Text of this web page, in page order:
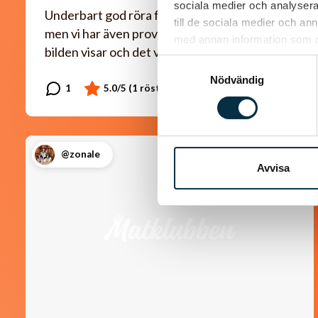
sociala medier och
till de sociala medier och
med annan information som
Nödvändig
Avvisa
Underbart god röra framför allt till stekt fisk,
men vi har även provat till pannbiff som
bilden visar och det var delikat.
@zonale